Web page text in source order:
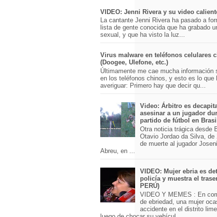
VIDEO: Jenni Rivera y su video
La cantante Jenni Rivera ha pasado a
lista de gente conocida que ha grabado
sexual, y que ha visto la luz...
Virus malware en teléfonos celulares
(Doogee, Ulefone, etc.)
Últimamente me cae mucha información
en los teléfonos chinos, y esto es lo que
averiguar: Primero hay que decir qu...
Video: Árbitro es
asesinar a un jugador
partido de fútbol en
Otra noticia trágica desde
Otavio Jordao da Silva, de
de muerte al jugador
Abreu, en ...
VIDEO: Mujer ebria es
policía y muestra el
PERÚ)
VIDEO Y MEMES : En
de ebriedad, una mujer
accidente en el distrito